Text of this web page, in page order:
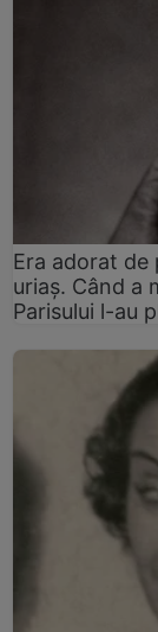
Era adorat de
uriaș. Când a
Parisului l-au